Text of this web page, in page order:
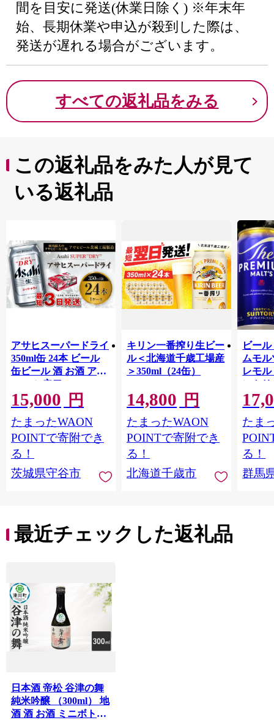
間を目安に発送(休業日除く) ※年末年
始、長期休業や申込が殺到した際は、
発送が遅れる場合がございます。
すべての返礼品をみる
この返礼品をみた人が見て
いる返礼品
アサヒスーパードライ
350ml缶 24本 ビール
缶ビール 酒 お酒 アル
コール 辛口
15,000 円
たまったWAON
POINTで寄附でき
る！
茨城県守谷市
キリン一番搾り生ビー
ル＜北海道千歳工場産
＞350ml（24缶）
14,800 円
たまったWAON
POINTで寄附でき
る！
北海道千歳市
ビー
ムモ
レモル
ント
ール
縄・離
け不可
たま
る！
群馬
最近チェックした返礼品
日本酒 帝松 谷津の舞
純米吟醸 （300ml） 地
酒 酒 お酒 ミニボトル